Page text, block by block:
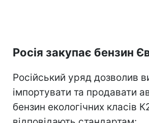
Росія закупає бензин
Російський уряд дозволив
імпортувати та продавати
бензин екологічних класів